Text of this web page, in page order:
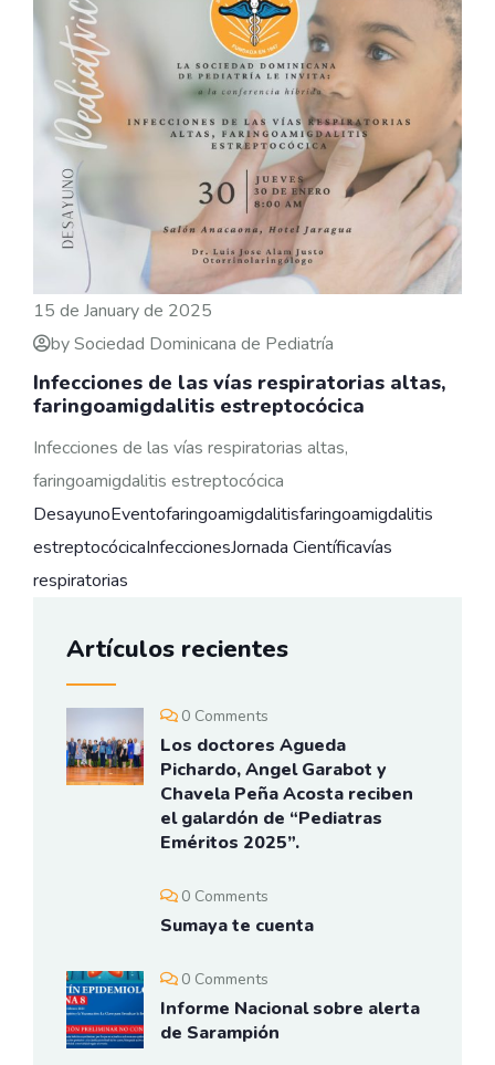
15 de January de 2025
by Sociedad Dominicana de Pediatría
Infecciones de las vías respiratorias altas,
faringoamigdalitis estreptocócica
Infecciones de las vías respiratorias altas,
faringoamigdalitis estreptocócica
DesayunoEventofaringoamigdalitisfaringoamigdalitis
estreptocócicaInfeccionesJornada Científicavías
respiratorias
Artículos recientes
0 Comments
Los doctores Agueda
Pichardo, Angel Garabot y
Chavela Peña Acosta reciben
el galardón de “Pediatras
Eméritos 2025”.
0 Comments
Sumaya te cuenta
0 Comments
Informe Nacional sobre alerta
de Sarampión